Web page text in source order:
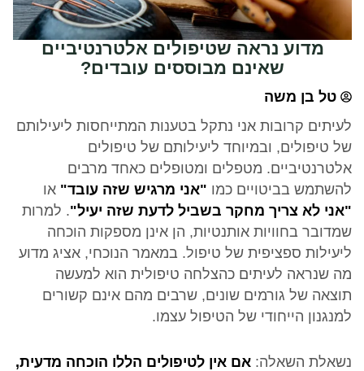
מדוע נראה שטיפולים אלטרנטיביים
שאינם מבוססים עובדים?
טל בן משה
לעיתים קרובות אני נתקל בטענות המתייחסות ליעילותם
של טיפולים, ובמיוחד ליעילותם של טיפולים
אלטרנטיביים. מטפלים ומטופלים כאחד מרבים
להשתמש בביטויים כמו "אני מרגיש שזה עובד" או
"אני לא צריך מחקר בשביל לדעת שזה יעיל". למרות
שמדובר בחוויות אותנטיות, הן אינן מספקות הוכחה
ליעילות ספציפית של טיפול. במאמר הנוכחי, אציג מדוע
מה שנראה לעיתים כהצלחה טיפולית הוא למעשה
תוצאה של גורמים שונים, שרבים מהם אינם קשורים
למנגנון הייחודי של הטיפול עצמו.
נשאלת השאלה: אם אין לטיפולים הללו הוכחה מדעית,